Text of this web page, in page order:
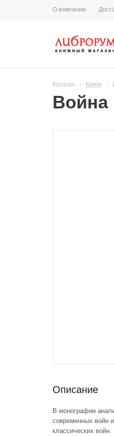
О компании
Каталог - Книги -
Война
Описание
В монографии
современных войн
классических